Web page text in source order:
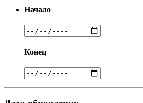
Начало
Конец